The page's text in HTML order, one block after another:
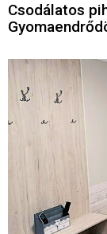
Csodálatos